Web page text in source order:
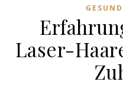
Laser-